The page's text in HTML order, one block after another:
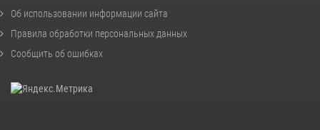
Об использовании информации сайта
Правила обработки персональных данных
Сообщить об ошибках